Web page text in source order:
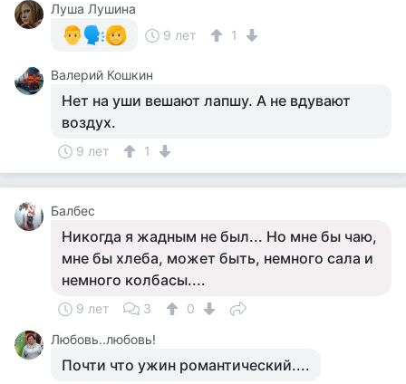
Луша Лушина
9 лет
1
Валерий Кошкин
Нет на уши вешают лапшу. А не вдувают
воздух.
9 лет 1
Балбес
Никогда я жадным не был... Но мне бы чаю,
мне бы хлеба, может быть, немного сала и
немного колбасы....
9 лет 3
0
Любовь..любовь!
Почти что ужин романтический....